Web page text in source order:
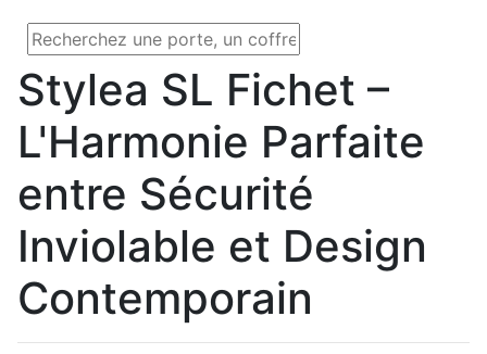
Stylea SL Fichet –
L'Harmonie Parfaite
entre Sécurité
Inviolable et Design
Contemporain